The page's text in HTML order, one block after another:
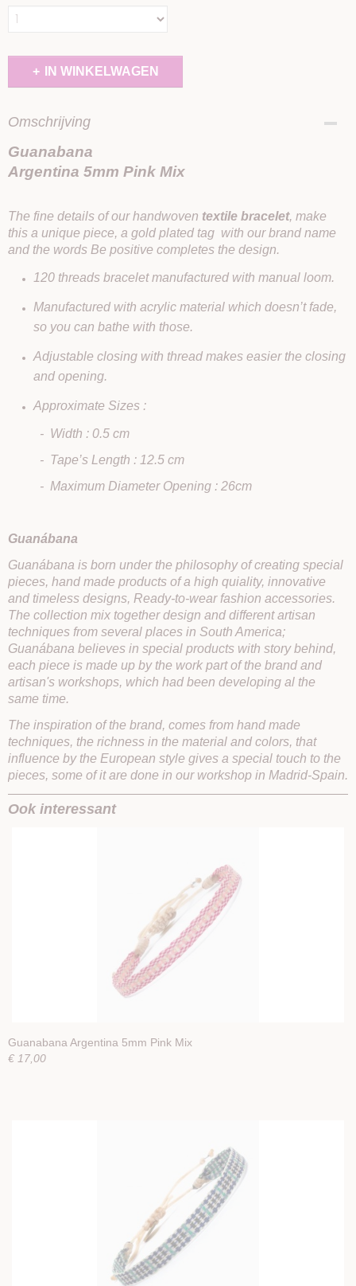
IN WINKELWAGEN
Omschrijving
Guanabana
Argentina 5mm Pink Mix
The fine details of our handwoven textile bracelet, make
this a unique piece, a gold plated tag with our brand name
and the words Be positive completes the design.
120 threads bracelet manufactured with manual loom.
Manufactured with acrylic material which doesn’t fade,
so you can bathe with those.
Adjustable closing with thread makes easier the closing
and opening.
Approximate Sizes :
- Width : 0.5 cm
- Tape’s Length : 12.5 cm
- Maximum Diameter Opening : 26cm
Guanábana
Guanábana is born under the philosophy of creating special
pieces, hand made products of a high quiality, innovative
and timeless designs, Ready-to-wear fashion accessories.
The collection mix together design and different artisan
techniques from several places in South America;
Guanábana believes in special products with story behind,
each piece is made up by the work part of the brand and
artisan's workshops, which had been developing al the
same time.
The inspiration of the brand, comes from hand made
techniques, the richness in the material and colors, that
influence by the European style gives a special touch to the
pieces, some of it are done in our workshop in Madrid-Spain.
Ook interessant
Guanabana Argentina 5mm Pink Mix
€ 17,00